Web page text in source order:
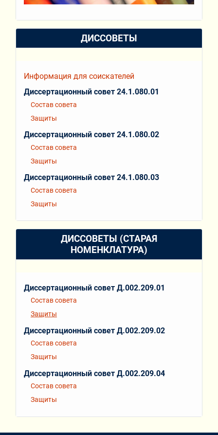
ДИССОВЕТЫ
Информация для соискателей
Диссертационный совет 24.1.080.01
Состав совета
Защиты
Диссертационный совет 24.1.080.02
Состав совета
Защиты
Диссертационный совет 24.1.080.03
Состав совета
Защиты
ДИССОВЕТЫ (СТАРАЯ
НОМЕНКЛАТУРА)
Диссертационный совет Д.002.209.01
Состав совета
Защиты
Диссертационный совет Д.002.209.02
Состав совета
Защиты
Диссертационный совет Д.002.209.04
Состав совета
Защиты